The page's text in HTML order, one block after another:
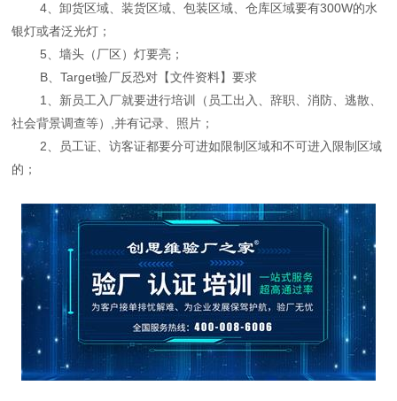
4、卸货区域、装货区域、包装区域、仓库区域要有300W的水
银灯或者泛光灯；
5、墙头（厂区）灯要亮；
B、Target验厂反恐对【文件资料】要求
1、新员工入厂就要进行培训（员工出入、辞职、消防、逃散、
社会背景调查等）,并有记录、照片；
2、员工证、访客证都要分可进如限制区域和不可进入限制区域
的；